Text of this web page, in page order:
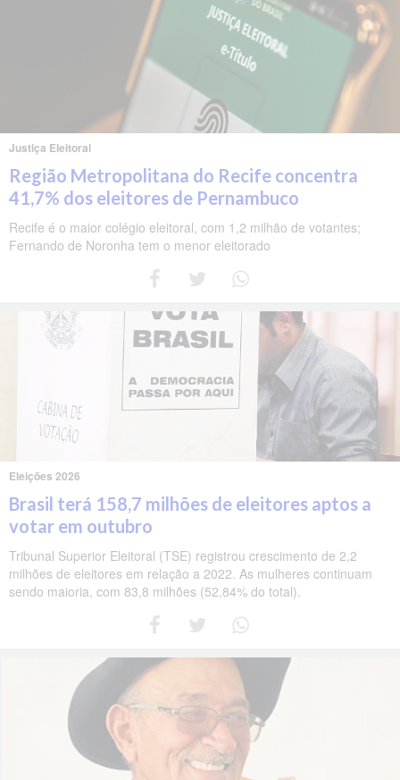
Justiça Eleitoral
Região Metropolitana do Recife concentra
41,7% dos eleitores de Pernambuco
Recife é o maior colégio eleitoral, com 1,2 milhão de votantes;
Fernando de Noronha tem o menor eleitorado
Eleições 2026
Brasil terá 158,7 milhões de eleitores aptos a
votar em outubro
Tribunal Superior Eleitoral (TSE) registrou crescimento de 2,2
milhões de eleitores em relação a 2022. As mulheres continuam
sendo maioria, com 83,8 milhões (52,84% do total).